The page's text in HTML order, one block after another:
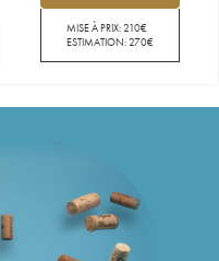
MISE À PRIX:210€
ESTIMATION:270€